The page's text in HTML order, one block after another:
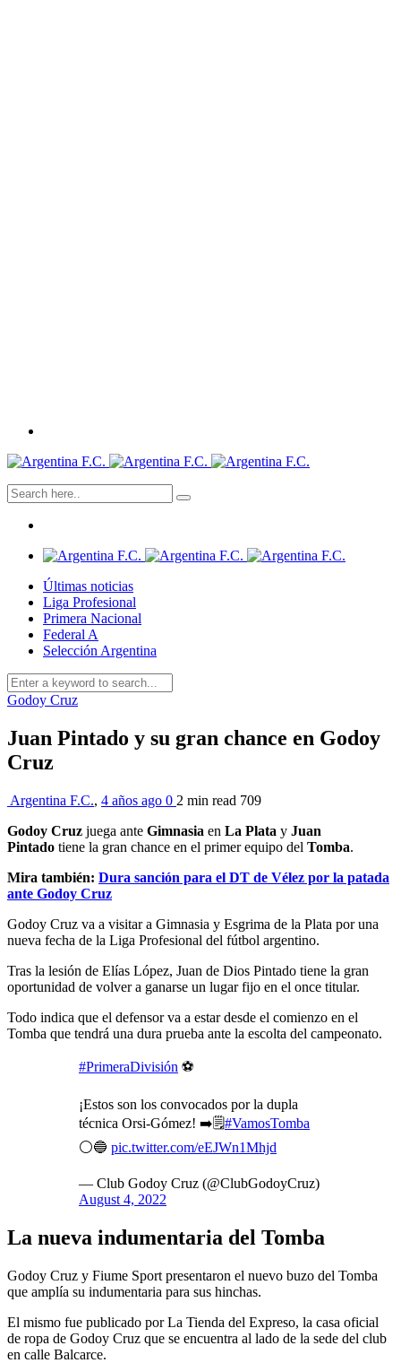
Últimas noticias
Liga Profesional
Primera Nacional
Federal A
Selección Argentina
Godoy Cruz
Juan Pintado y su gran chance en Godoy
Cruz
Argentina F.C., 4 años ago 0 2 min read 709
Godoy Cruz juega ante Gimnasia en La Plata y Juan
Pintado tiene la gran chance en el primer equipo del Tomba.
Mira también: Dura sanción para el DT de Vélez por la patada
ante Godoy Cruz
Godoy Cruz va a visitar a Gimnasia y Esgrima de la Plata por una
nueva fecha de la Liga Profesional del fútbol argentino.
Tras la lesión de Elías López, Juan de Dios Pintado tiene la gran
oportunidad de volver a ganarse un lugar fijo en el once titular.
Todo indica que el defensor va a estar desde el comienzo en el
Tomba que tendrá una dura prueba ante la escolta del campeonato.
#PrimeraDivisión ⚽
¡Estos son los convocados por la dupla
técnica Orsi-Gómez! ➡️🗒️#VamosTomba
⚪🔵 pic.twitter.com/eEJWn1Mhjd
— Club Godoy Cruz (@ClubGodoyCruz)
August 4, 2022
La nueva indumentaria del Tomba
Godoy Cruz y Fiume Sport presentaron el nuevo buzo del Tomba
que amplía su indumentaria para sus hinchas.
El mismo fue publicado por La Tienda del Expreso, la casa oficial
de ropa de Godoy Cruz que se encuentra al lado de la sede del club
en calle Balcarce.